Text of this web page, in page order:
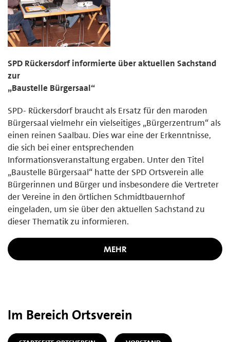
SPD Rückersdorf informierte über aktuellen Sachstand
zur
„Baustelle Bürgersaal“
SPD- Rückersdorf braucht als Ersatz für den maroden
Bürgersaal vielmehr ein vielseitiges „Bürgerzentrum“ als
einen reinen Saalbau. Dies war eine der Erkenntnisse,
die sich bei einer entsprechenden
Informationsveranstaltung ergaben. Unter den Titel
„Baustelle Bürgersaal“ hatte der SPD Ortsverein alle
Bürgerinnen und Bürger und insbesondere die Vertreter
der Vereine in den örtlichen Schmidtbauernhof
eingeladen, um sie über den aktuellen Sachstand zu
dieser Thematik zu informieren.
MEHR
Im Bereich Ortsverein